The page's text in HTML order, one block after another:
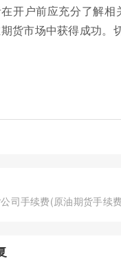
开户前应充分了解
货市场中获得成功。
司手续费(原油期货手续